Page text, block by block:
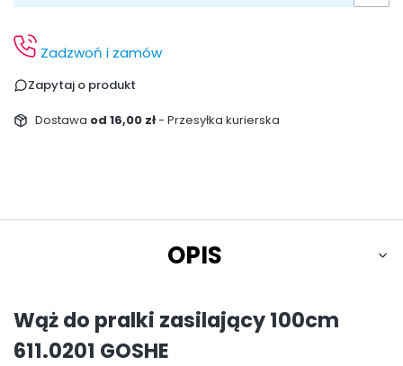
Zadzwoń i zamów
Zapytaj o produkt
Dostawa od 16,00 zł- Przesyłka kurierska
OPIS
Wąż do pralki zasilający 100cm
611.0201 GOSHE